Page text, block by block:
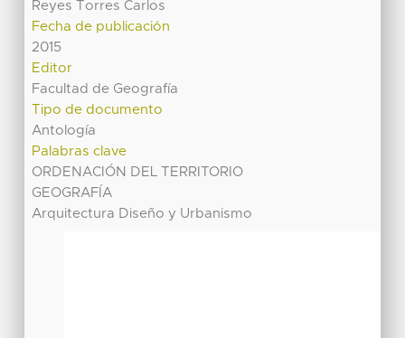
Reyes Torres Carlos
Fecha de publicación
2015
Editor
Facultad de Geografía
Tipo de documento
Antología
Palabras clave
ORDENACIÓN DEL TERRITORIO
GEOGRAFÍA
Arquitectura Diseño y Urbanismo